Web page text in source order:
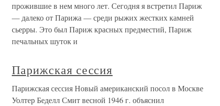
прожившие в нем много лет. Сегодня я встретил Париж
— далеко от Парижа — среди рыжих жестких камней
сьерры. Это был Париж красных предместий, Париж
печальных шуток и
Парижская сессия
Парижская сессия Новый американский посол в Москве
Уолтер Беделл Смит весной 1946 г. объяснил